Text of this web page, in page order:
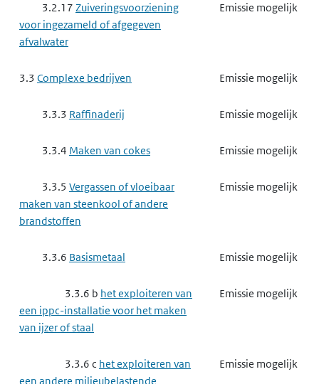
kaliumhoudende meststoffen
3.3.8 d
van producten voor
een ippc-installatie voor het maken
3.3.9Complexe papierindustrie,
houtindustrie en textielindustrie
3.3.9 ahet exploiteren van
van papierpulp, papier, karton,
oriented strand board, spaanplaat of
vezelplaat van hout
Gebruik mogelijk
3.3.9 b het exploiteren van
Gebruik mogelijk
3.2.17 Zuiveringsvoorziening
voor ingezameld of afgegeven
afvalwater
Emissie mogelijk
3.3 Complexe bedrijven Emissie mogelijk
3.3.3 Raffinaderij Emissie mogelijk
3.3.4 Maken van cokes Emissie mogelijk
3.3.5 Vergassen of vloeibaar
maken van steenkool of andere
brandstoffen
Emissie mogelijk
3.3.6 Basismetaal Emissie mogelijk
3.3.6 b het exploiteren van
een ippc-installatie voor het maken
van ijzer of staal
Emissie mogelijk
3.3.6 c het exploiteren van
een andere milieubelastende
Emissie mogelijk